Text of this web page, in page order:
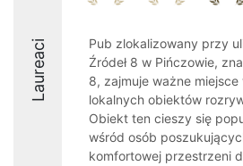
Laureaci
Pub zlokalizowany przy
Źródeł 8 w Pińczowie,
8, zajmuje ważne miejsce
lokalnych obiektów
Obiekt ten cieszy się
wśród osób
komfortowej przestrzeni